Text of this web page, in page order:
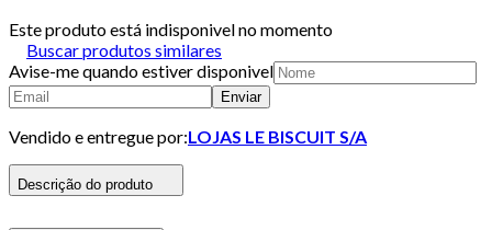
Este produto está indisponivel no momento
Buscar produtos similares
Avise-me quando estiver disponivel
Enviar
Vendido e entregue por:LOJAS LE BISCUIT S/A
Descrição do produto